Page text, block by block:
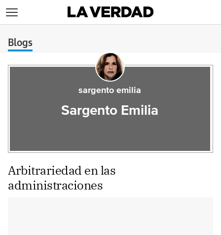
Blogs
sargento emilia
Sargento Emilia
Arbitrariedad en las
administraciones